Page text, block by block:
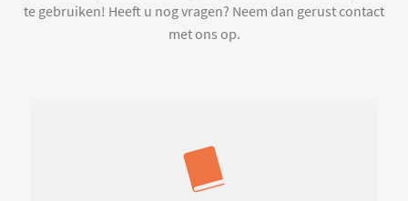
te gebruiken! Heeft u nog vragen? Neem dan gerust contact
met ons op.